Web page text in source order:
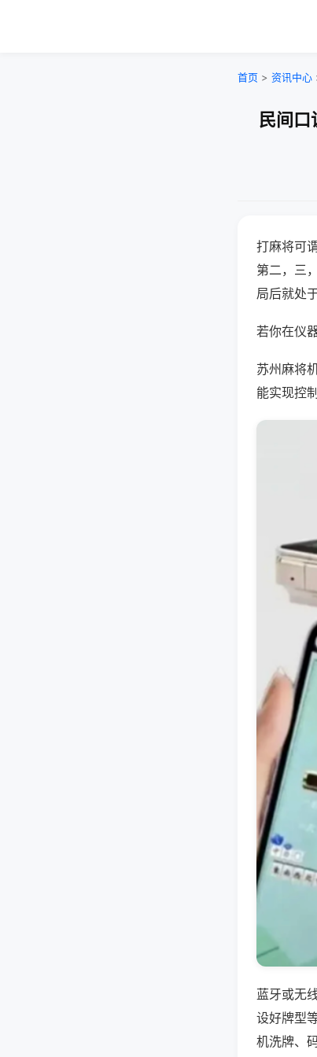
首页 > 资讯中心
民间
打麻将可
第二，三
局后就处
若你在仪
苏州麻将
能实现控
蓝牙或无
设好牌型
机洗牌、